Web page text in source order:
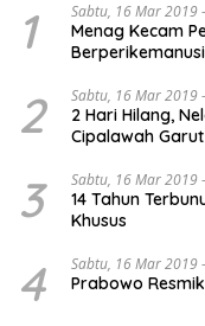
1 Sabtu, 16 Mar 2019
Menag Kecam
2 Sabtu, 16 Mar 2019
2 Hari Hilang,
Cipalawah Garut
3 Sabtu, 16 Mar 2019
14 Tahun
Khusus
4 Sabtu, 16 Mar 2019
Prabowo